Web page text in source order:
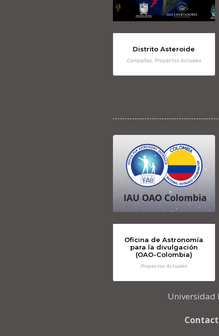
Distrito Asteroide
Campañas, Proyectos Actuales
Oficina de Astronomía
para la divulgación
(OAO-Colombia)
Proyectos Actuales
Universidad